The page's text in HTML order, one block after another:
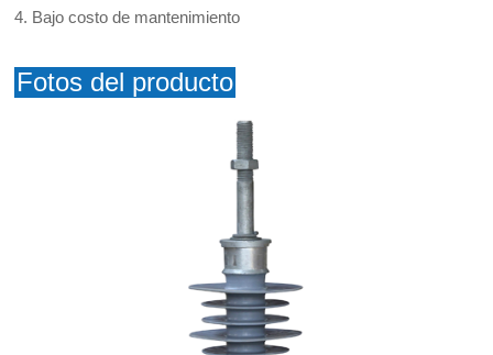
4. Bajo costo de mantenimiento
Fotos del producto